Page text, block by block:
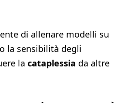
di allenare modelli su
la sensibilità degli
la cataplessia da altre